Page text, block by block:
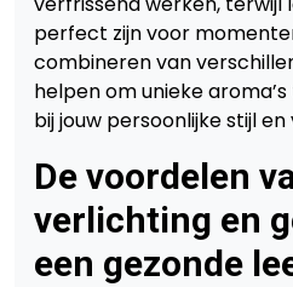
perfect zijn voor
combineren van
helpen om unieke
bij jouw persoonlijke stijl
De voordelen
verlichting en
een gezonde